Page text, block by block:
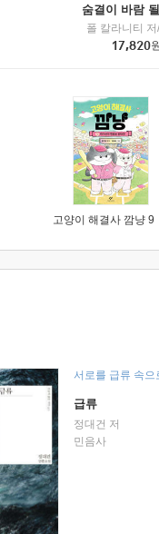
미래엔아이세움
숨결이 바람
폴 칼라니티
17,820원
고양이 해결사 깜냥 9
서로를 급류 속으
급류
정대건 저
민음사